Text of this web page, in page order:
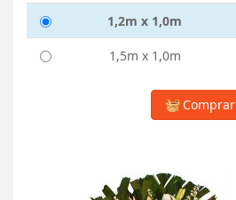
1,2m x 1,0m
1,5m x 1,0m
Comprar